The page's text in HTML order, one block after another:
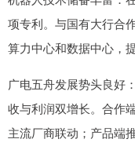
项专利。与国有大行合
算力中心和数据中心，
广电五舟发展势头良好
收与利润双增长。合作
主流厂商联动；产品端